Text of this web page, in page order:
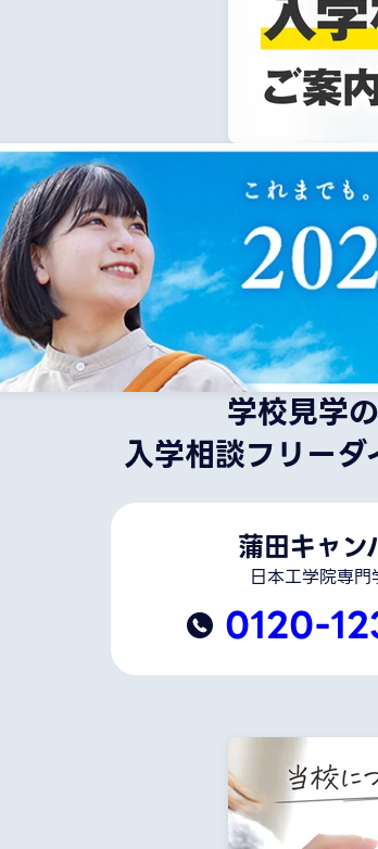
学校見学
入学相談フリーダ
蒲田キャン
日本工学院専門
0120-